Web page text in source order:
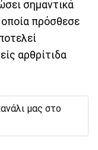
σημαντικά
πρόσθεσε
αρθρίτιδα
μας στο